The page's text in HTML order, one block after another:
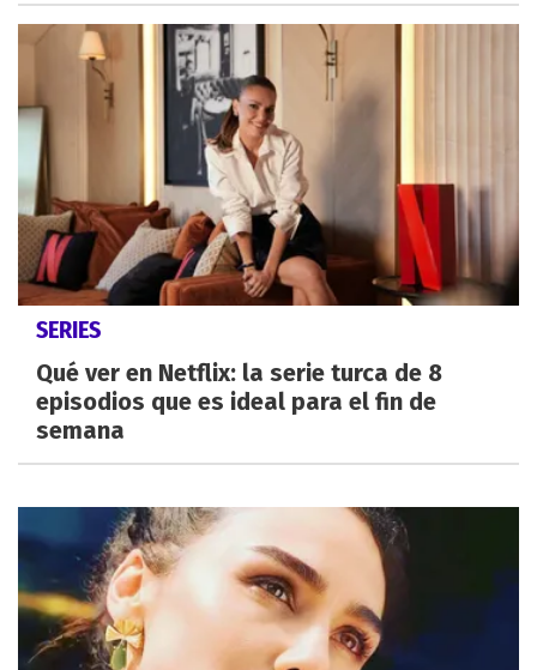
SERIES
Qué ver en Netflix: la serie turca de 8
episodios que es ideal para el fin de
semana